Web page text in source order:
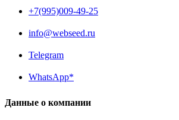
+7(995)009-49-25
info@webseed.ru
Telegram
WhatsApp*
Данные о компании